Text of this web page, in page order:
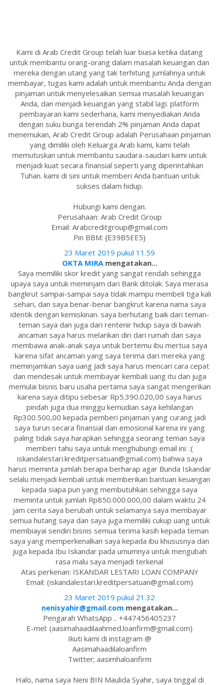
Kami di Arab Credit Group telah luar biasa ketika datang
untuk membantu orang-orang dalam masalah keuangan dan
mereka dengan utang yang tak terhitung jumlahnya untuk
membayar, tugas kami adalah untuk membantu Anda dengan
pinjaman untuk menyelesaikan semua masalah keuangan
Anda, dan menjadi keuangan yang stabil lagi. platform
pembayaran kami sederhana, kami menyediakan Anda
dengan suku bunga terendah 2% pinjaman Anda dapat
menemukan, Arab Credit Group adalah Perusahaan pinjaman
yang dimiliki oleh Keluarga Arab kami, kami telah
memutuskan untuk membantu saudara-saudari kami untuk
menjadi kuat secara finansial seperti yang diperintahkan
Tuhan. kami di sini untuk memberi Anda bantuan untuk
sukses dalam hidup.
Hubungi kami dengan.
Perusahaan: Arab Credit Group
Email: Arabcreditgroup@gmail.com
Pin BBM: {E39B5EE5}
23 Maret 2019 pukul 11.59
OKTA MIRAmengatakan...
Saya memiliki skor kredit yang sangat rendah sehingga
upaya saya untuk meminjam dari Bank ditolak. Saya merasa
bangkrut sampai-sampai saya tidak mampu membeli tiga kali
sehari, dan saya benar-benar bangkrut karena nama saya
identik dengan kemiskinan. saya berhutang baik dari teman-
teman saya dan juga dari rentenir hidup saya di bawah
ancaman saya harus melarikan diri dari rumah dan saya
membawa anak-anak saya untuk bertemu ibu mertua saya
karena sifat ancaman yang saya terima dari mereka yang
meminjamkan saya uang Jadi saya harus mencari cara cepat
dan mendesak untuk membayar kembali uang itu dan juga
memulai bisnis baru usaha pertama saya sangat mengerikan
karena saya ditipu sebesar Rp5.390.020,00 saya harus
pindah juga dua minggu kemudian saya kehilangan
Rp300.500,00 kepada pemberi pinjaman yang curang jadi
saya turun secara finansial dan emosional karena ini yang
paling tidak saya harapkan sehingga seorang teman saya
memberi tahu saya untuk menghubungi email ini: :(
iskandalestari.kreditpersatuan@gmail.com) bahwa saya
harus meminta jumlah berapa berharap agar Bunda Iskandar
selalu menjadi kembali untuk memberikan bantuan keuangan
kepada siapa pun yang membutuhkan sehingga saya
meminta untuk jumlah Rp850.000.000,00 dalam waktu 24
jam cerita saya berubah untuk selamanya saya membayar
semua hutang saya dan saya juga memiliki cukup uang untuk
membiayai sendiri bisnis semua terima kasih kepada teman
saya yang memperkenalkan saya kepada ibu khususnya dan
juga kepada Ibu Iskandar pada umumnya untuk mengubah
rasa malu saya menjadi terkenal
Atas perkenan: ISKANDAR LESTARI LOAN COMPANY
Email: (iskandalestari.kreditpersatuan@gmail.com)
23 Maret 2019 pukul 21.32
nenisyahir@gmail.commengatakan...
Pengarah WhatsApp .. +447456405237
E-mel: (aasimahaadilaahmed.loanfirm@gmail.com)
Ikuti kami di instagram @
Aasimahaadilaloanfirm
Twitter; aasimhaloanfirm
Halo, nama saya Neni BIN Maulida Syahir, saya tinggal di